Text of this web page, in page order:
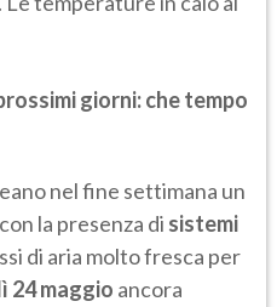
giorni: che tempo
nel fine settimana un
la presenza di sistemi
di aria molto fresca per
24 maggio ancora